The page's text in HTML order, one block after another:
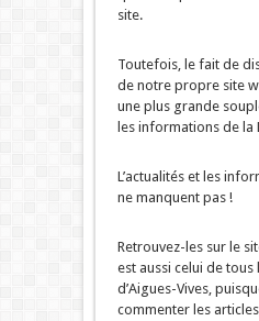
site.
Toutefois, le fait de
de notre propre site
une plus grande
les informations de la
L’actualités et les
ne manquent pas !
Retrouvez-les sur le
est aussi celui de
d’Aigues-Vives,
commenter les